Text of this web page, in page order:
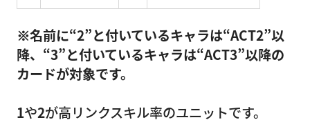
※名前に“2”と付いているキャラは“ACT2”以
降、“3”と付いているキャラは“ACT3”以降の
カードが対象です。
1や2が高リンクスキル率のユニットです。